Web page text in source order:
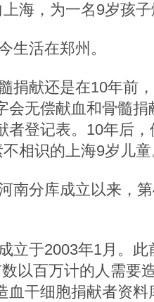
上海，为一名9岁孩
生活在郑州。
捐献还是在10年前
会无偿献血和骨髓
者登记表。10年后
不相识的上海9岁儿
南分库成立以来，
立于2003年1月。
以百万计的人需要
血干细胞捐献者资